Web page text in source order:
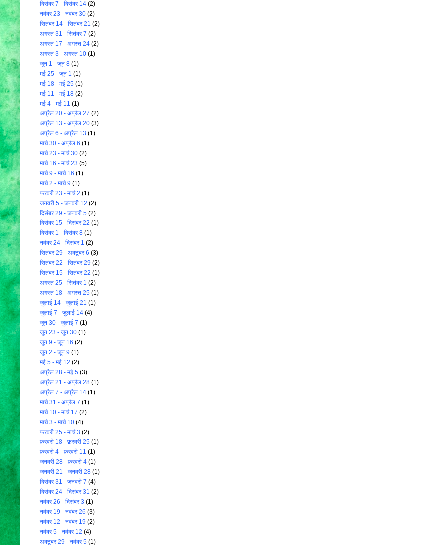
दिसंबर 7 - दिसंबर 14 (2)
नवंबर 23 - नवंबर 30 (2)
सितंबर 14 - सितंबर 21 (2)
अगस्त 31 - सितंबर 7 (2)
अगस्त 17 - अगस्त 24 (2)
अगस्त 3 - अगस्त 10 (1)
जून 1 - जून 8 (1)
मई 25 - जून 1 (1)
मई 18 - मई 25 (1)
मई 11 - मई 18 (2)
मई 4 - मई 11 (1)
अप्रैल 20 - अप्रैल 27 (2)
अप्रैल 13 - अप्रैल 20 (3)
अप्रैल 6 - अप्रैल 13 (1)
मार्च 30 - अप्रैल 6 (1)
मार्च 23 - मार्च 30 (2)
मार्च 16 - मार्च 23 (5)
मार्च 9 - मार्च 16 (1)
मार्च 2 - मार्च 9 (1)
फ़रवरी 23 - मार्च 2 (1)
जनवरी 5 - जनवरी 12 (2)
दिसंबर 29 - जनवरी 5 (2)
दिसंबर 15 - दिसंबर 22 (1)
दिसंबर 1 - दिसंबर 8 (1)
नवंबर 24 - दिसंबर 1 (2)
सितंबर 29 - अक्टूबर 6 (3)
सितंबर 22 - सितंबर 29 (2)
सितंबर 15 - सितंबर 22 (1)
अगस्त 25 - सितंबर 1 (2)
अगस्त 18 - अगस्त 25 (1)
जुलाई 14 - जुलाई 21 (1)
जुलाई 7 - जुलाई 14 (4)
जून 30 - जुलाई 7 (1)
जून 23 - जून 30 (1)
जून 9 - जून 16 (2)
जून 2 - जून 9 (1)
मई 5 - मई 12 (2)
अप्रैल 28 - मई 5 (3)
अप्रैल 21 - अप्रैल 28 (1)
अप्रैल 7 - अप्रैल 14 (1)
मार्च 31 - अप्रैल 7 (1)
मार्च 10 - मार्च 17 (2)
मार्च 3 - मार्च 10 (4)
फ़रवरी 25 - मार्च 3 (2)
फ़रवरी 18 - फ़रवरी 25 (1)
फ़रवरी 4 - फ़रवरी 11 (1)
जनवरी 28 - फ़रवरी 4 (1)
जनवरी 21 - जनवरी 28 (1)
दिसंबर 31 - जनवरी 7 (4)
दिसंबर 24 - दिसंबर 31 (2)
नवंबर 26 - दिसंबर 3 (1)
नवंबर 19 - नवंबर 26 (3)
नवंबर 12 - नवंबर 19 (2)
नवंबर 5 - नवंबर 12 (4)
अक्टूबर 29 - नवंबर 5 (1)